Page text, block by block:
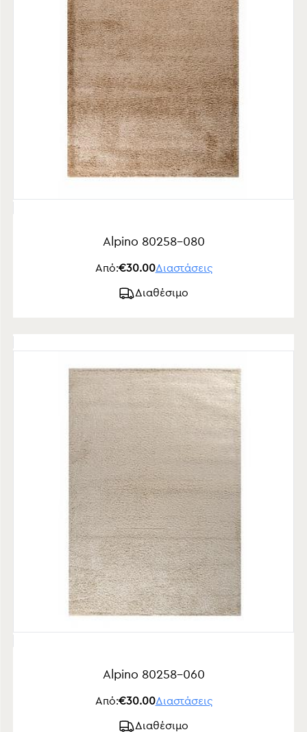
Alpino 80258-080
Από:€30.00Διαστάσεις
Διαθέσιμο
Alpino 80258-060
Από:€30.00Διαστάσεις
Διαθέσιμο